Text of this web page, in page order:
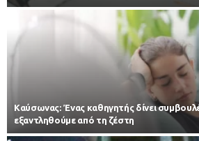
Kαύσωνας: Ένας καθηγητής δίνει
εξαντληθούμε από τη ζέστη